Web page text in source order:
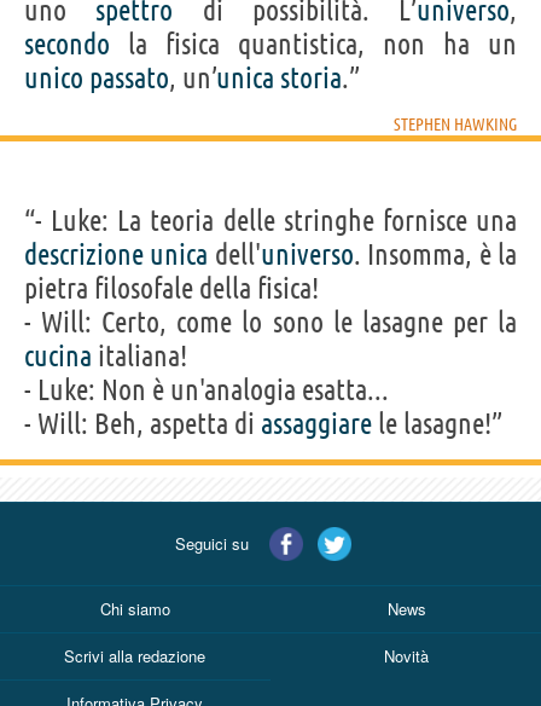
uno spettro di possibilità. L’universo,
secondo la fisica quantistica, non ha un
unico passato, un’unica storia.”
STEPHEN HAWKING
“- Luke: La teoria delle stringhe fornisce una
descrizione unica dell'universo. Insomma, è la
pietra filosofale della fisica!
- Will: Certo, come lo sono le lasagne per la
cucina italiana!
- Luke: Non è un'analogia esatta...
- Will: Beh, aspetta di assaggiare le lasagne!”
Seguici su
Chi siamo News
Scrivi alla redazione Novità